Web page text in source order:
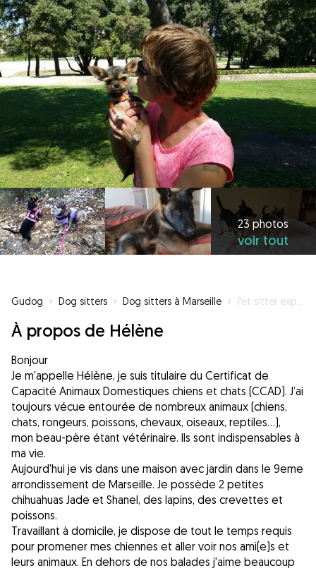
23 photos
voir tout
Gudog » Dog sitters » Dog sitters à Marseille » Pet sitter experimentée à Marseille
À propos de Hélène
Bonjour
Je m'appelle Hélène, je suis titulaire du Certificat de
Capacité Animaux Domestiques chiens et chats (CCAD). J’ai
toujours vécue entourée de nombreux animaux (chiens,
chats, rongeurs, poissons, chevaux, oiseaux, reptiles...),
mon beau-père étant vétérinaire. Ils sont indispensables à
ma vie.
Aujourd'hui je vis dans une maison avec jardin dans le 9eme
arrondissement de Marseille. Je possède 2 petites
chihuahuas Jade et Shanel, des lapins, des crevettes et
poissons.
Travaillant à domicile, je dispose de tout le temps requis
pour promener mes chiennes et aller voir nos ami(e)s et
leurs animaux. En dehors de nos balades j'aime beaucoup